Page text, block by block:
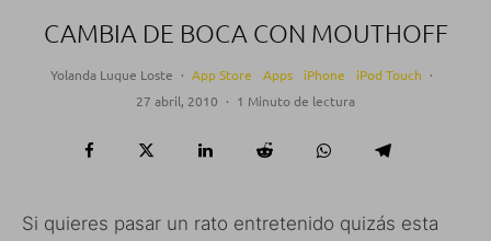
CAMBIA DE BOCA CON MOUTHOFF
Yolanda Luque Loste · App Store Apps iPhone iPod Touch ·
27 abril, 2010 · 1 Minuto de lectura
Si quieres pasar un rato entretenido quizás esta